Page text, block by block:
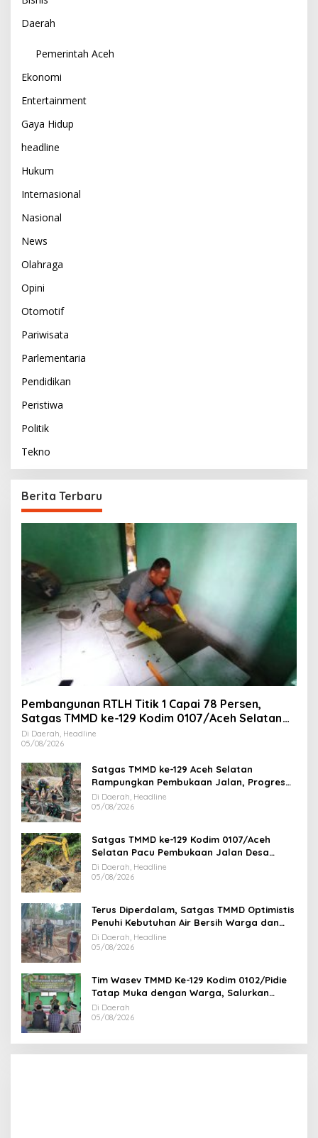
Daerah
Pemerintah Aceh
Ekonomi
Entertainment
Gaya Hidup
headline
Hukum
Internasional
Nasional
News
Olahraga
Opini
Otomotif
Pariwisata
Parlementaria
Pendidikan
Peristiwa
Politik
Tekno
Berita Terbaru
Pembangunan RTLH Titik 1 Capai 78 Persen,
Satgas TMMD ke-129 Kodim 0107/Aceh Selatan
Kebut Finishing
Di Daerah, Headline
05/08/2026
Satgas TMMD ke-129 Aceh Selatan
Rampungkan Pembukaan Jalan, Progres
Capai 78 Persen
Di Daerah, Headline
05/08/2026
Satgas TMMD ke-129 Kodim 0107/Aceh
Selatan Pacu Pembukaan Jalan Desa
Kemumu Sebrang
Di Daerah, Headline
05/08/2026
Terus Diperdalam, Satgas TMMD Optimistis
Penuhi Kebutuhan Air Bersih Warga dan
Masjid
Di Daerah, Headline
05/08/2026
Tim Wasev TMMD Ke-129 Kodim 0102/Pidie
Tatap Muka dengan Warga, Salurkan
Bantuan Sembako
Di Daerah
05/08/2026